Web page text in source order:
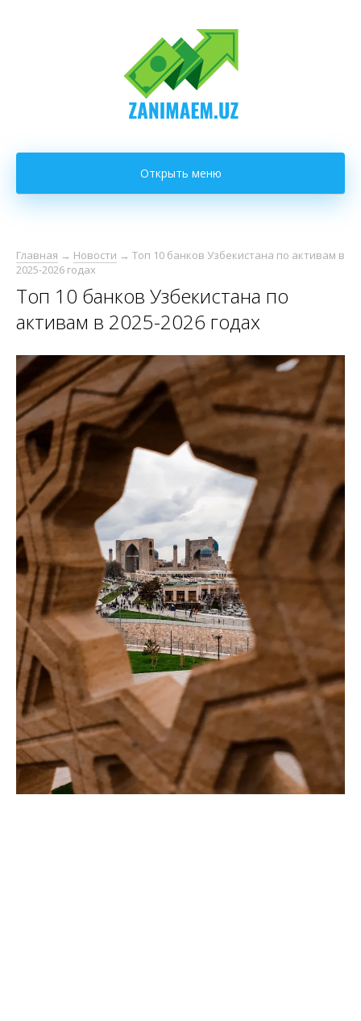
Открыть меню
Главная → Новости → Топ 10 банков Узбекистана по активам в
2025-2026 годах
Топ 10 банков Узбекистана по
активам в 2025-2026 годах